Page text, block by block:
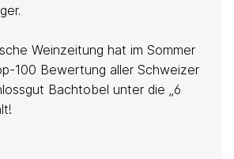
Weinzeitung hat im Sommer
100 Bewertung aller Schweizer
Bachtobel unter die „6